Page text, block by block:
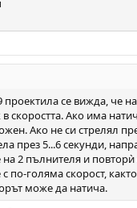
се вижда, че на
скоростта. Ако има
Ако не си стрелял
през 5...6 секунди,
на 2 пълнителя и повторѝ
по-голяма скорост,
може да натича.